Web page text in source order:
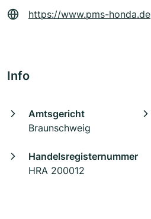
https://www.pms-honda.de
Info
Amtsgericht
Braunschweig
Handelsregisternummer
HRA 200012